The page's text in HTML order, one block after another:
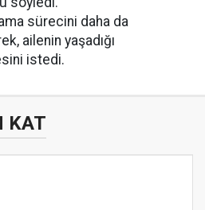
sürecini daha da
ailenin yaşadığı
istedi.
KAT